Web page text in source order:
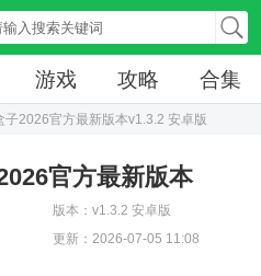
游戏 攻略 合集
子2026官方最新版本v1.3.2 安卓版
官方最新版本
版本：v1.3.2 安卓版
更新：2026-07-05 11:08